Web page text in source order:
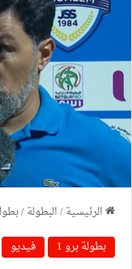
الرئيسية/البطولة/
بطولة برو 1
فيديو